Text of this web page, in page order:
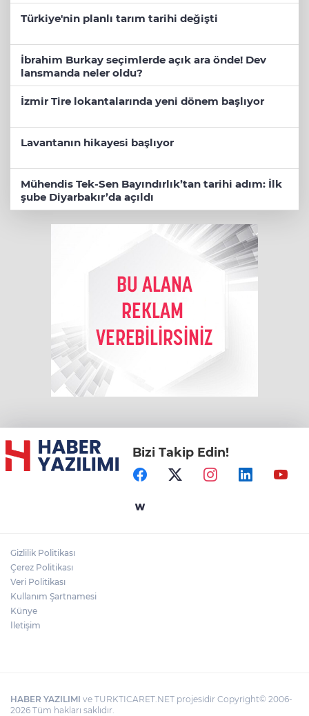
Türkiye'nin planlı tarım tarihi değişti
İbrahim Burkay seçimlerde açık ara önde! Dev
lansmanda neler oldu?
İzmir Tire lokantalarında yeni dönem başlıyor
Lavantanın hikayesi başlıyor
Mühendis Tek-Sen Bayındırlık’tan tarihi adım: İlk
şube Diyarbakır’da açıldı
Bizi Takip Edin!
Gizlilik Politikası
Çerez Politikası
Veri Politikası
Kullanım Şartnamesi
Künye
İletişim
HABER YAZILIMI ve TURKTICARET.NET projesidir Copyright© 2006-
2026 Tüm hakları saklıdır.